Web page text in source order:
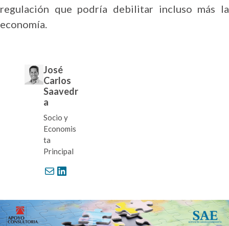
regulación que podría debilitar incluso más la
economía.
José
Carlos
Saavedr
a
Socio y
Economis
ta
Principal
Correo electrónico LinkedIn